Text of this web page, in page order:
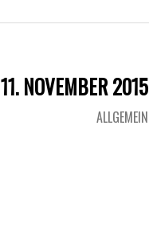
11. NOVEMBER 2015
ALLGEMEIN